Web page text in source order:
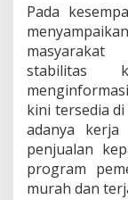
Pada
masyarakat
stabilitas
kini tersedia
adanya kerja
penjualan
program
murah dan